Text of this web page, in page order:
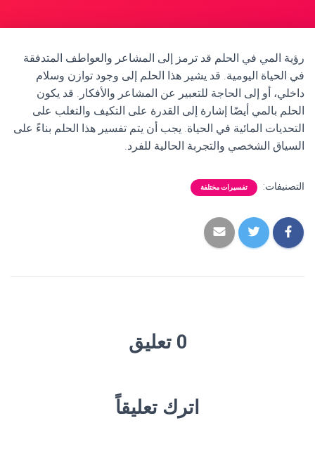
رؤية المي في الحلم قد ترمز إلى المشاعر والعواطف المتدفقة
في الحياة اليومية. قد يشير هذا الحلم إلى وجود توازن وسلام
داخلي، أو إلى الحاجة للتعبير عن المشاعر والأفكار. قد يكون
الحلم بالمي أيضًا إشارة إلى القدرة على التكيف والتغلب على
التحديات المائية في الحياة. يجب أن يتم تفسير هذا الحلم بناءً على
السياق الشخصي والتجربة الحالية للفرد.
التصنيفات: تفسيرات مختلفة
0 تعليق
اترك تعليقاً